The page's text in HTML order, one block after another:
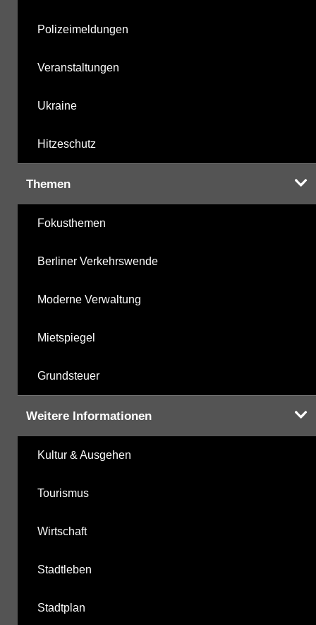
Polizeimeldungen
Veranstaltungen
Ukraine
Hitzeschutz
Themen
Fokusthemen
Berliner Verkehrswende
Moderne Verwaltung
Mietspiegel
Grundsteuer
Weitere Informationen
Kultur & Ausgehen
Tourismus
Wirtschaft
Stadtleben
Stadtplan